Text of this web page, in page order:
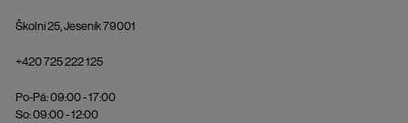
Školní 25, Jeseník 79001
+420 725 222 125
Po-Pá: 09:00 - 17:00
So: 09:00 - 12:00